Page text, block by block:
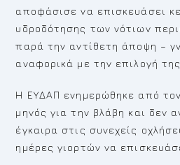
αποφάσισε να επισκευάσει
υδροδότησης των νότιων
παρά την αντίθετη άποψη –
αναφορικά με την επιλογή της
Η ΕΥΔΑΠ ενημερώθηκε από
μηνός για την βλάβη και δεν
έγκαιρα στις συνεχείς
ημέρες γιορτών να